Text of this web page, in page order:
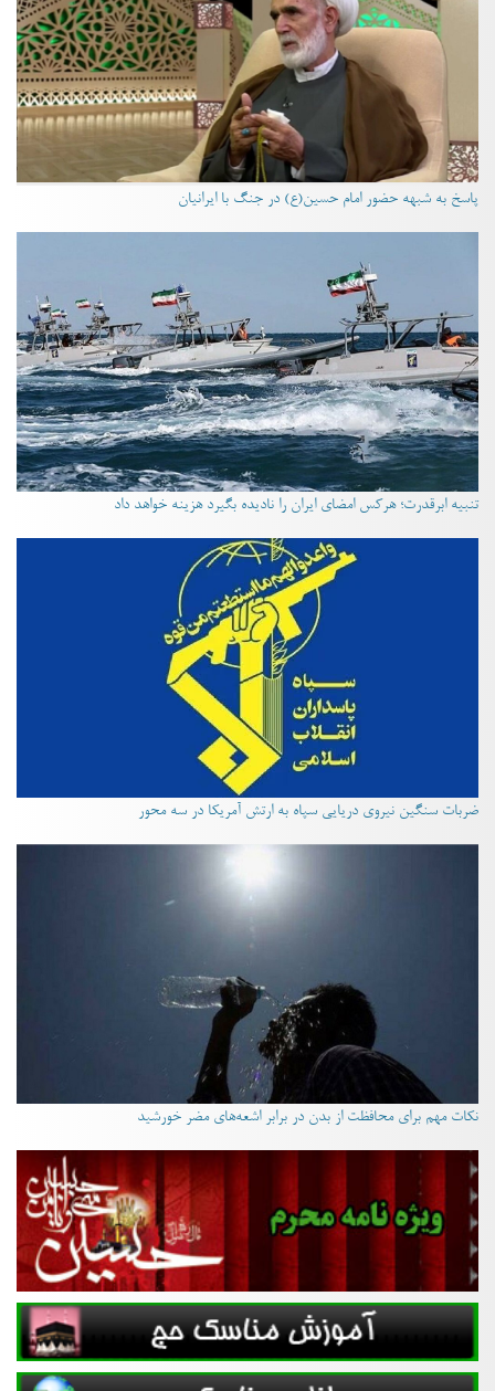
پاسخ به شبهه حضور امام حسین(ع) در جنگ با ایرانیان
تنبیه ابرقدرت؛ هرکس امضای ایران را نادیده بگیرد هزینه خواهد داد
ضربات سنگین نیروی دریایی سپاه به ارتش آمریکا در سه محور
نکات مهم برای محافظت از بدن در برابر اشعه‌های مضر خورشید